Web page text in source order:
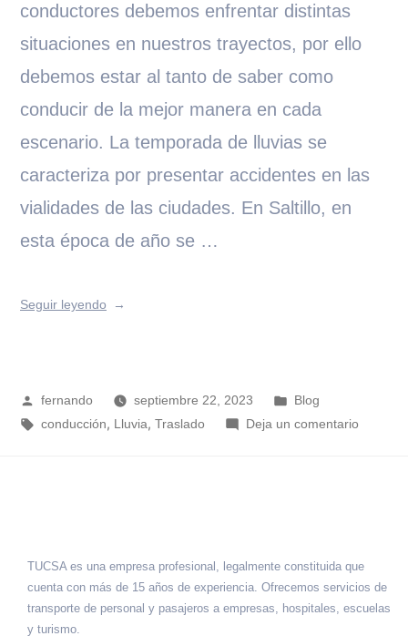
conductores debemos enfrentar distintas
situaciones en nuestros trayectos, por ello
debemos estar al tanto de saber como
conducir de la mejor manera en cada
escenario. La temporada de lluvias se
caracteriza por presentar accidentes en las
vialidades de las ciudades. En Saltillo, en
esta época de año se …
Seguir leyendo
fernando septiembre 22, 2023
Blog
conducción, Lluvia,Traslado Deja un comentario
TUCSA es una empresa profesional, legalmente constituida que
cuenta con más de 15 años de experiencia. Ofrecemos servicios de
transporte de personal y pasajeros a empresas, hospitales, escuelas
y turismo.